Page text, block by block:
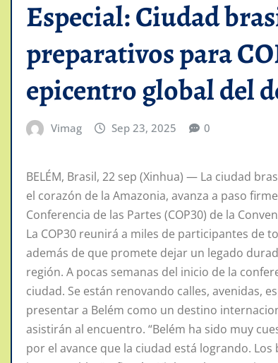
Especial: Ciudad
preparativos para
epicentro global del
Vimag Sep 23, 2025 0
BELÉM, Brasil, 22 sep (Xinhua) — La ciudad
el corazón de la Amazonia, avanza a paso
Conferencia de las Partes (COP30) de la
La COP30 reunirá a miles de participantes de
además de que promete dejar un legado
región. A pocas semanas del inicio de la
ciudad. Se están renovando calles, avenidas,
presentar a Belém como un destino
asistirán al encuentro. “Belém ha sido muy
por el avance que la ciudad está logrando.